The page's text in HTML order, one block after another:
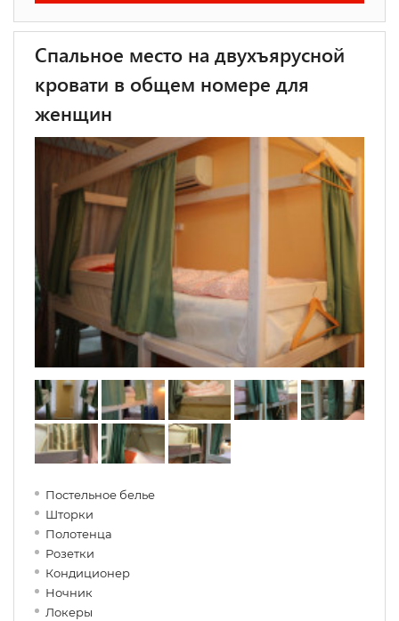
Спальное место на двухъярусной
кровати в общем номере для
женщин
Постельное белье
Шторки
Полотенца
Розетки
Кондиционер
Ночник
Локеры